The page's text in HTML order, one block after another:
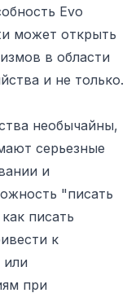
Evo
может открыть
в области
и не только.
необычайны,
серьезные
и
"писать
писать
к
или
при